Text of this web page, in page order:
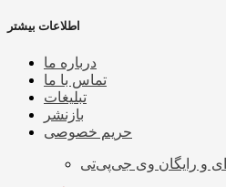
اطلاعات بیشتر
درباره ما
تماس با ما
تبلیغات
بازنشر
حریم خصوصی
و رایگان وی جی‌پی‌تی